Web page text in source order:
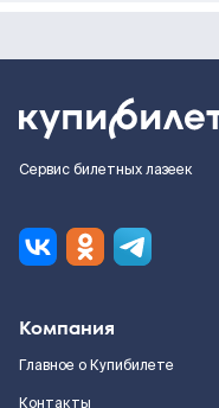
Сервис билетных лазеек
Компания
Главное о Купибилете
Контакты